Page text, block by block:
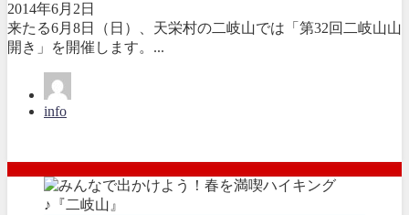
2014年6月2日
来たる6月8日（日）、天栄村の二岐山では「第32回二岐山山
開き」を開催します。...
info